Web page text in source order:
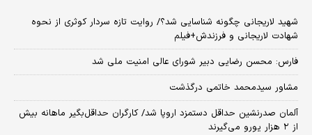
شهید لاریجانی چگونه شناسایی شد؟/ روایت تازه سردار کوثری از نحوه
شهادت لاریجانی و فرزندش+فیلم
فارس: محسن رضایی دبیر شورای عالی امنیت ملی شد
مشاور سیدمحمد خاتمی درگذشت
آلمان صدرنشین حداقل دستمزد اروپا شد/ کارگران حداقل‌بگیر ماهانه بیش
از ۲ هزار یورو می‌گیرند